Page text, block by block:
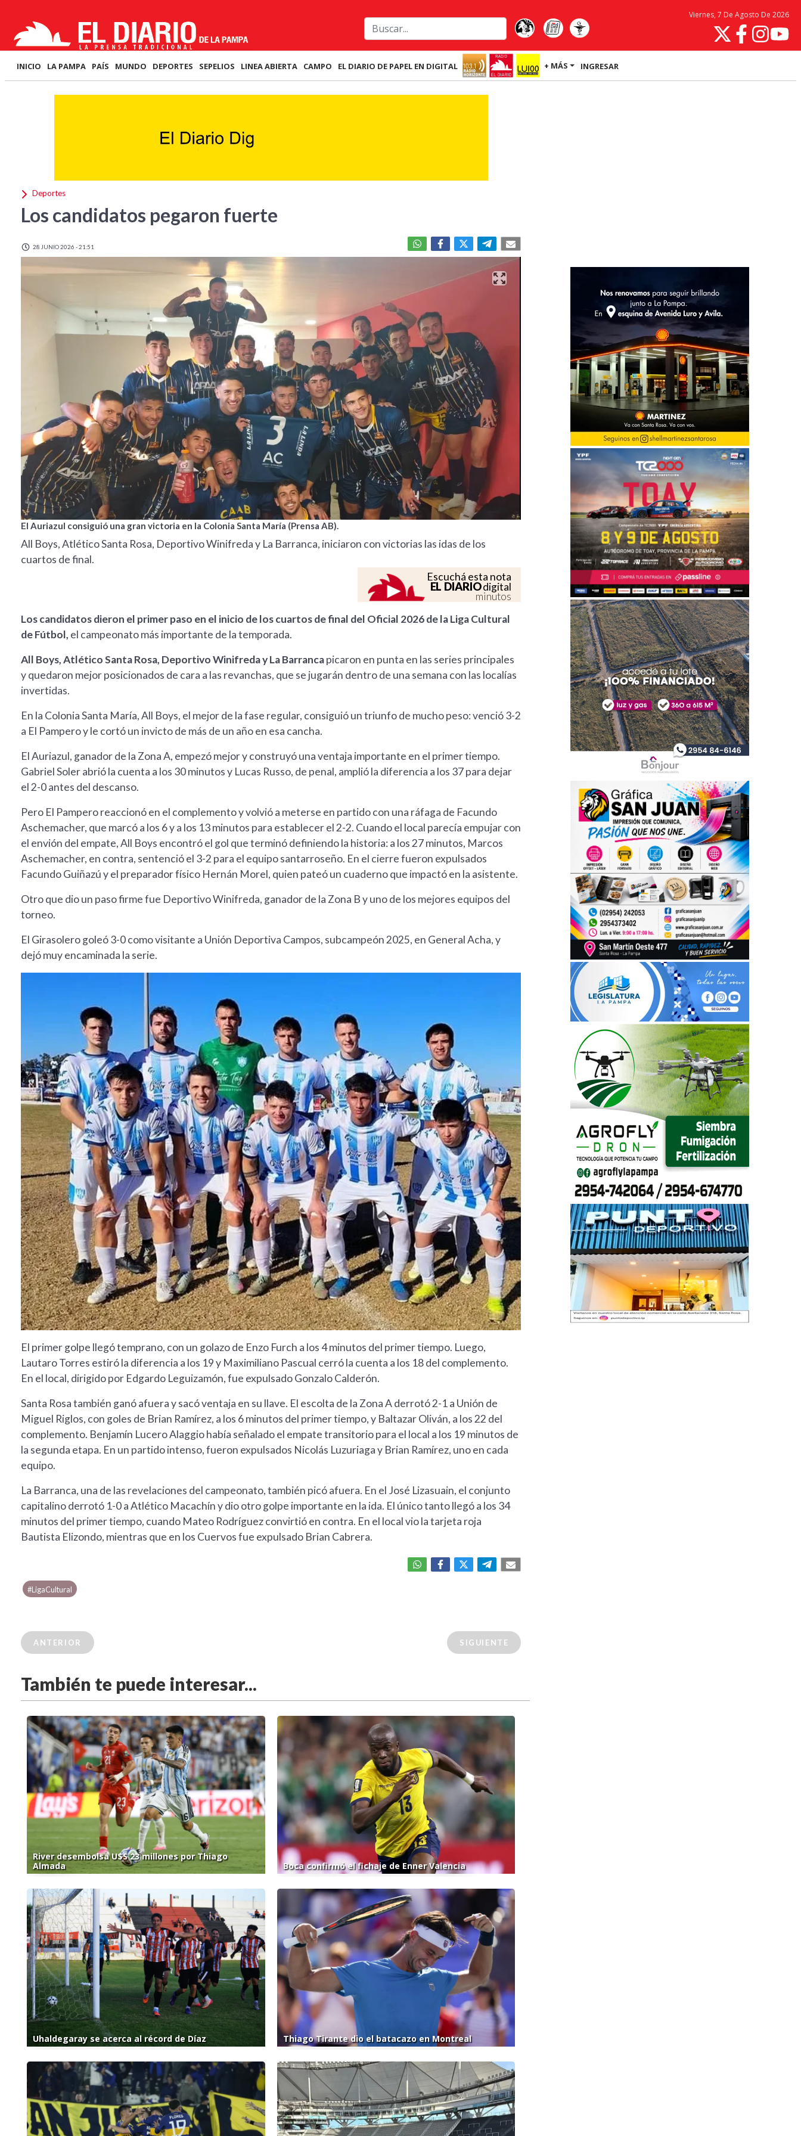
Viernes, 7 De Agosto De 2026
INICIO LA PAMPA PAÍS MUNDO DEPORTES SEPELIOS LINEA ABIERTA CAMPO EL DIARIO DE PAPEL EN DIGITAL + MÁS INGRESAR
Deportes
Los candidatos pegaron fuerte
28 JUNIO 2026 - 21:51
El Auriazul consiguió una gran victoria en la Colonia Santa María (Prensa AB).
All Boys, Atlético Santa Rosa, Deportivo Winifreda y La Barranca, iniciaron con victorias las idas de los
cuartos de final.
Escuchá esta nota
EL DIARIOdigital
minutos
Los candidatos dieron el primer paso en el inicio de los cuartos de final del Oficial 2026 de la Liga Cultural
de Fútbol, el campeonato más importante de la temporada.
All Boys, Atlético Santa Rosa, Deportivo Winifreda y La Barrancapicaron en punta en las series principales
y quedaron mejor posicionados de cara a las revanchas, que se jugarán dentro de una semana con las localías
invertidas.
En la Colonia Santa María, All Boys, el mejor de la fase regular, consiguió un triunfo de mucho peso: venció 3-2
a El Pampero y le cortó un invicto de más de un año en esa cancha.
El Auriazul, ganador de la Zona A, empezó mejor y construyó una ventaja importante en el primer tiempo.
Gabriel Soler abrió la cuenta a los 30 minutos y Lucas Russo, de penal, amplió la diferencia a los 37 para dejar
el 2-0 antes del descanso.
Pero El Pampero reaccionó en el complemento y volvió a meterse en partido con una ráfaga de Facundo
Aschemacher, que marcó a los 6 y a los 13 minutos para establecer el 2-2. Cuando el local parecía empujar con
el envión del empate, All Boys encontró el gol que terminó definiendo la historia: a los 27 minutos, Marcos
Aschemacher, en contra, sentenció el 3-2 para el equipo santarroseño. En el cierre fueron expulsados
Facundo Guiñazú y el preparador físico Hernán Morel, quien pateó un cuaderno que impactó en la asistente.
Otro que dio un paso firme fue Deportivo Winifreda, ganador de la Zona B y uno de los mejores equipos del
torneo.
El Girasolero goleó 3-0 como visitante a Unión Deportiva Campos, subcampeón 2025, en General Acha, y
dejó muy encaminada la serie.
El primer golpe llegó temprano, con un golazo de Enzo Furch a los 4 minutos del primer tiempo. Luego,
Lautaro Torres estiró la diferencia a los 19 y Maximiliano Pascual cerró la cuenta a los 18 del complemento.
En el local, dirigido por Edgardo Leguizamón, fue expulsado Gonzalo Calderón.
Santa Rosa también ganó afuera y sacó ventaja en su llave. El escolta de la Zona A derrotó 2-1 a Unión de
Miguel Riglos, con goles de Brian Ramírez, a los 6 minutos del primer tiempo, y Baltazar Oliván, a los 22 del
complemento. Benjamín Lucero Alaggio había señalado el empate transitorio para el local a los 19 minutos de
la segunda etapa. En un partido intenso, fueron expulsados Nicolás Luzuriaga y Brian Ramírez, uno en cada
equipo.
La Barranca, una de las revelaciones del campeonato, también picó afuera. En el José Lizasuain, el conjunto
capitalino derrotó 1-0 a Atlético Macachín y dio otro golpe importante en la ida. El único tanto llegó a los 34
minutos del primer tiempo, cuando Mateo Rodríguez convirtió en contra. En el local vio la tarjeta roja
Bautista Elizondo, mientras que en los Cuervos fue expulsado Brian Cabrera.
#LigaCultural
ANTERIOR SIGUIENTE
También te puede interesar...
River desembolsa U$S 23 millones por Thiago
Almada
Boca confirmó el fichaje de Enner Valencia
Uhaldegaray se acerca al récord de Díaz Thiago Tirante dio el batacazo en Montreal